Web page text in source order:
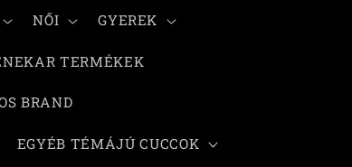
NŐI GYEREK
TERMÉKEK
BRAND
EGYÉB TÉMÁJÚ CUCCOK